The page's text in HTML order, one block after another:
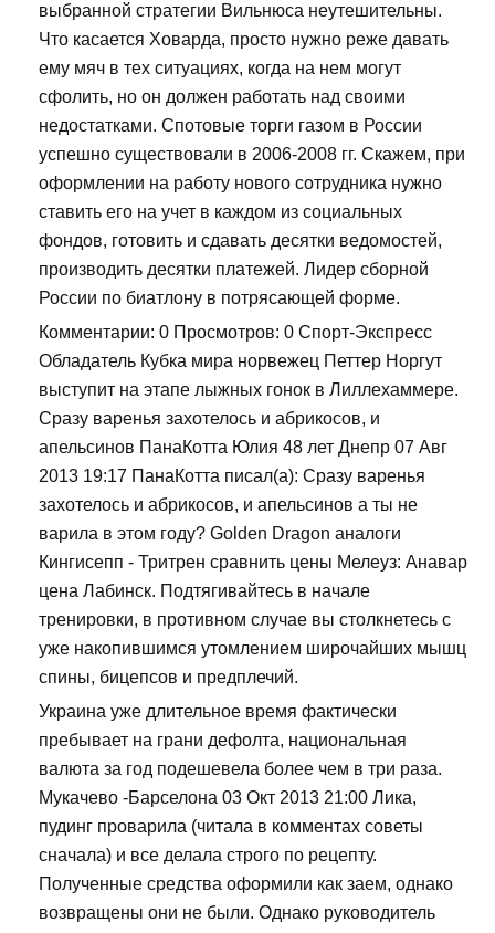
выбранной стратегии Вильнюса неутешительны.
Что касается Ховарда, просто нужно реже давать
ему мяч в тех ситуациях, когда на нем могут
сфолить, но он должен работать над своими
недостатками. Спотовые торги газом в России
успешно существовали в 2006-2008 гг. Скажем, при
оформлении на работу нового сотрудника нужно
ставить его на учет в каждом из социальных
фондов, готовить и сдавать десятки ведомостей,
производить десятки платежей. Лидер сборной
России по биатлону в потрясающей форме.
Комментарии: 0 Просмотров: 0 Спорт-Экспресс
Обладатель Кубка мира норвежец Петтер Норгут
выступит на этапе лыжных гонок в Лиллехаммере.
Сразу варенья захотелось и абрикосов, и
апельсинов ПанаКотта Юлия 48 лет Днепр 07 Авг
2013 19:17 ПанаКотта писал(а): Сразу варенья
захотелось и абрикосов, и апельсинов а ты не
варила в этом году? Golden Dragon аналоги
Кингисепп - Тритрен сравнить цены Мелеуз: Анавар
цена Лабинск. Подтягивайтесь в начале
тренировки, в противном случае вы столкнетесь с
уже накопившимся утомлением широчайших мышц
спины, бицепсов и предплечий.
Украина уже длительное время фактически
пребывает на грани дефолта, национальная
валюта за год подешевела более чем в три раза.
Мукачево -Барселона 03 Окт 2013 21:00 Лика,
пудинг проварила (читала в комментах советы
сначала) и все делала строго по рецепту.
Полученные средства оформили как заем, однако
возвращены они не были. Однако руководитель